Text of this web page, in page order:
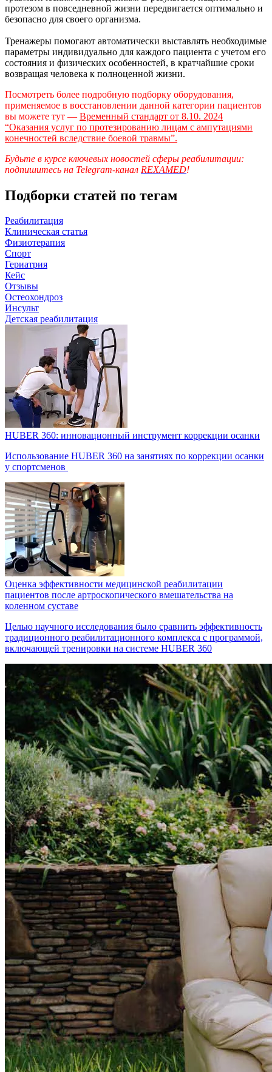
протезом в повседневной жизни передвигается оптимально и
безопасно для своего организма.
Тренажеры помогают автоматически выставлять необходимые
параметры индивидуально для каждого пациента с учетом его
состояния и физических особенностей, в кратчайшие сроки
возвращая человека к полноценной жизни.
Посмотреть более подробную подборку оборудования,
применяемое в восстановлении данной категории пациентов
вы можете тут — Временный стандарт от 8.10. 2024
“Оказания услуг по протезированию лицам с ампутациями
конечностей вследствие боевой травмы”.
Будьте в курсе ключевых новостей сферы реабилитации:
подпишитесь на Telegram-канал REXAMED!
Подборки статей по тегам
Реабилитация
Клиническая статья
Физиотерапия
Спорт
Гериатрия
Кейс
Отзывы
Остеохондроз
Инсульт
Детская реабилитация
HUBER 360: инновационный инструмент коррекции осанки
Использование HUBER 360 на занятиях по коррекции осанки
у спортсменов
Оценка эффективности медицинской реабилитации
пациентов после артроскопического вмешательства на
коленном суставе
Целью научного исследования было сравнить эффективность
традиционного реабилитационного комплекса с программой,
включающей тренировки на системе HUBER 360